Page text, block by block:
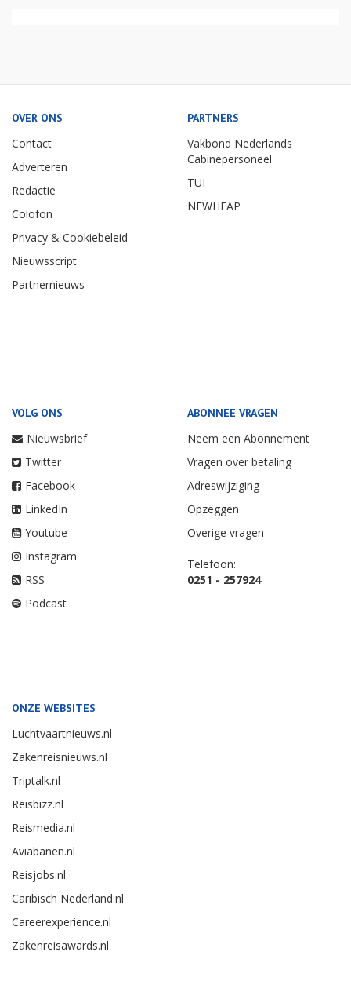
OVER ONS
Contact
Adverteren
Redactie
Colofon
Privacy & Cookiebeleid
Nieuwsscript
Partnernieuws
PARTNERS
Vakbond Nederlands
Cabinepersoneel
TUI
NEWHEAP
VOLG ONS
Nieuwsbrief
Twitter
Facebook
LinkedIn
Youtube
Instagram
RSS
Podcast
ABONNEE VRAGEN
Neem een Abonnement
Vragen over betaling
Adreswijziging
Opzeggen
Overige vragen
Telefoon:
0251 - 257924
ONZE WEBSITES
Luchtvaartnieuws.nl
Zakenreisnieuws.nl
Triptalk.nl
Reisbizz.nl
Reismedia.nl
Aviabanen.nl
Reisjobs.nl
Caribisch Nederland.nl
Careerexperience.nl
Zakenreisawards.nl